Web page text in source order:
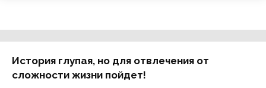
История глупая, но для отвлечения от
сложности жизни пойдет!